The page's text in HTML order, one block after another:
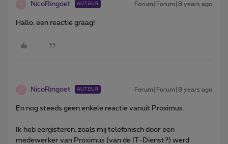
NicoRingoet AUTEUR Forum|Forum|8 years ago
Hallo, een reactie graag!
NicoRingoet AUTEUR Forum|Forum|8 years ago
En nog steeds geen enkele reactie vanuit Proximus.
Ik heb eergisteren, zoals mij telefonisch door een
medewerker van Proximus (van de IT-Dienst?) werd